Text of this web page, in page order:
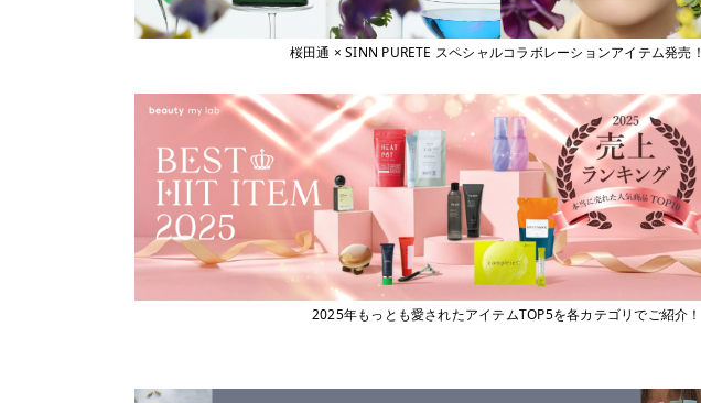
桜田通 × SINN PURETE スペシャルコラボレーションアイテム発売！
2025年もっとも愛されたアイテムTOP5を各カテゴリでご紹介！